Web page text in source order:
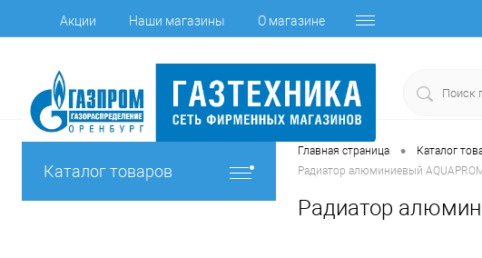
Акции Наши магазины О магазине
Каталог товаров
Главная страница • Каталог
Радиатор алюминиевый
Радиатор